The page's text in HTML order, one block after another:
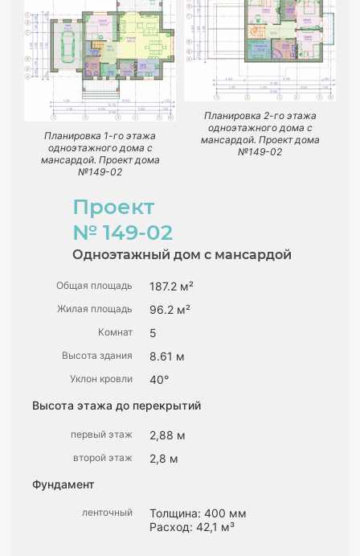
Планировка 1-го этажа
одноэтажного дома с
мансардой. Проект дома
№149-02
Планировка 2-го этажа
одноэтажного дома с
мансардой. Проект дома
№149-02
Проект
№ 149-02
Одноэтажный дом с мансардой
Общая площадь 187.2 м²
Жилая площадь 96.2 м²
Комнат 5
Высота здания 8.61 м
Уклон кровли
40°
Высота этажа до перекрытий
первый этаж 2,88 м
второй этаж
2,8 м
Фундамент
ленточный
Толщина: 400 мм
Расход: 42,1 м³